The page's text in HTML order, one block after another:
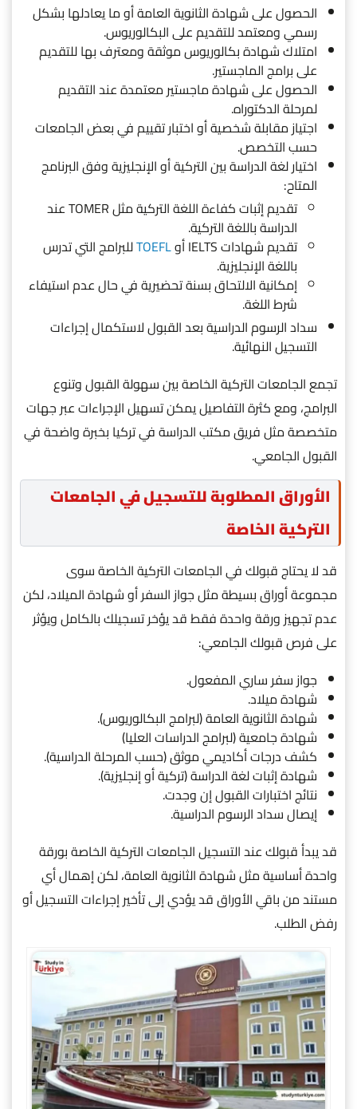
الحصول على شهادة الثانوية العامة أو ما يعادلها بشكل
رسمي ومعتمد للتقديم على البكالوريوس.
امتلاك شهادة بكالوريوس موثقة ومعترف بها للتقديم
على برامج الماجستير.
الحصول على شهادة ماجستير معتمدة عند التقديم
لمرحلة الدكتوراه.
اجتياز مقابلة شخصية أو اختبار تقييم في بعض الجامعات
حسب التخصص.
اختيار لغة الدراسة بين التركية أو الإنجليزية وفق البرنامج
المتاح:
تقديم إثبات كفاءة اللغة التركية مثل TOMER عند
الدراسة باللغة التركية.
تقديم شهادات IELTS أو
TOEFLللبرامج التي تدرس
باللغة الإنجليزية.
إمكانية الالتحاق بسنة تحضيرية في حال عدم استيفاء
شرط اللغة.
سداد الرسوم الدراسية بعد القبول لاستكمال إجراءات
التسجيل النهائية.
تجمع الجامعات التركية الخاصة بين سهولة القبول وتنوع
البرامج، ومع كثرة التفاصيل يمكن تسهيل الإجراءات عبر جهات
متخصصة مثل فريق مكتب الدراسة في تركيا بخبرة واضحة في
القبول الجامعي.
الأوراق المطلوبة للتسجيل في الجامعات
التركية الخاصة
قد لا يحتاج قبولك في الجامعات التركية الخاصة سوى
مجموعة أوراق بسيطة مثل جواز السفر أو شهادة الميلاد، لكن
عدم تجهيز ورقة واحدة فقط قد يؤخر تسجيلك بالكامل ويؤثر
على فرص قبولك الجامعي:
جواز سفر ساري المفعول.
شهادة ميلاد.
شهادة الثانوية العامة (لبرامج البكالوريوس).
شهادة جامعية (لبرامج الدراسات العليا)
كشف درجات أكاديمي موثق (حسب المرحلة الدراسية).
شهادة إثبات لغة الدراسة (تركية أو إنجليزية).
نتائج اختبارات القبول إن وجدت.
إيصال سداد الرسوم الدراسية.
قد يبدأ قبولك عند التسجيل الجامعات التركية الخاصة بورقة
واحدة أساسية مثل شهادة الثانوية العامة، لكن إهمال أي
مستند من باقي الأوراق قد يؤدي إلى تأخير إجراءات التسجيل أو
رفض الطلب.